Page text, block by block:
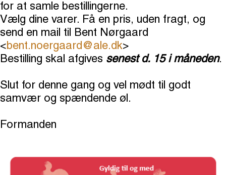
for at samle bestillingerne.
Vælg dine varer. Få en pris, uden fragt, og
send en mail til Bent Nørgaard
<bent.noergaard@ale.dk>
Bestilling skal afgives senest d. 15 i måneden.
Slut for denne gang og vel mødt til godt
samvær og spændende øl.
Formanden